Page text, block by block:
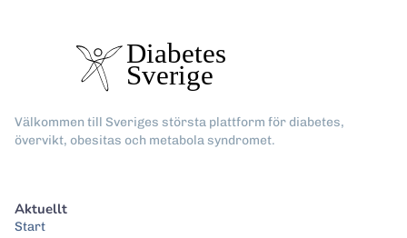
Välkommen till Sveriges största plattform för diabetes,
övervikt, obesitas och metabola syndromet.
Aktuellt
Start